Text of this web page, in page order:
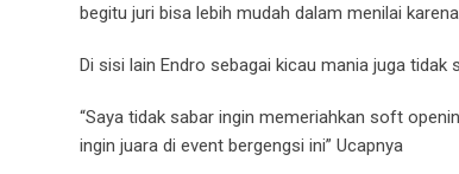
begitu juri bisa lebih mudah dalam menilai
Di sisi lain Endro sebagai kicau mania juga
“Saya tidak sabar ingin memeriahkan soft
ingin juara di event bergengsi ini” Ucapnya